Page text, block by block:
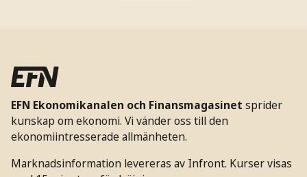
EFN Ekonomikanalen och Finansmagasinet sprider
kunskap om ekonomi. Vi vänder oss till den
ekonomiintresserade allmänheten.
Marknadsinformation levereras av Infront. Kurser visas